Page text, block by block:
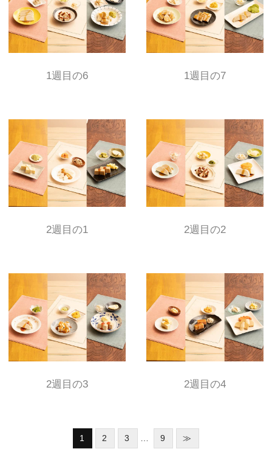
1週目の6 1週目の7
2週目の1 2週目の2
2週目の3 2週目の4
1 2 3 9 ≫